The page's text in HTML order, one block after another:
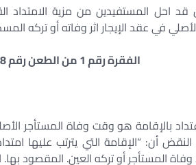
قد احل المستفيدين من مزية الامتداد
في عقد الإيجار اثر وفاته أو تركه
الفقرة رقم 1 من الطعن رقم 4068 سنة قضائية 66الجلسة 19 / 03 / 2003 ]
بالإقامة هو وقت وفاة المستأجر